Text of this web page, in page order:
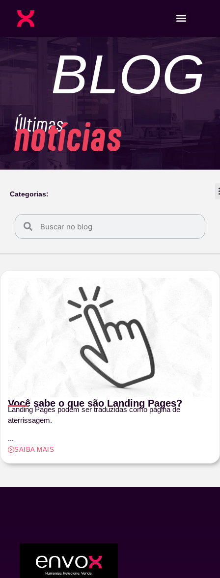
BLOG
Últimas
notícias
Categorias:
Você sabe o que são Landing Pages?
Landing Pages podem ser traduzidas como página de
aterrissagem.
...
SAIBA MAIS